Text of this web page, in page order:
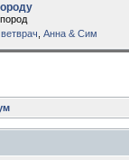
Анна & Сим